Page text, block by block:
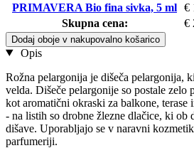
PRIMAVERA Bio fina sivka, 5 ml €
Skupna cena:
€
Dodaj oboje v nakupovalno košarico
Opis
Rožna pelargonija je dišeča pelargonija,
velda. Dišeče pelargonije so postale
kot aromatični okraski za balkone,
- na listih so drobne žlezne dlačice, ki ob
dišave. Uporabljajo se v naravni
parfumeriji.